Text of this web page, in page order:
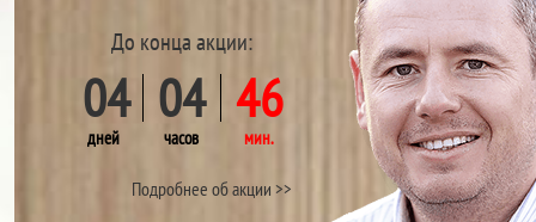
До конца акции:
04 04 46
дней часов мин.
Подробнее об акции >>